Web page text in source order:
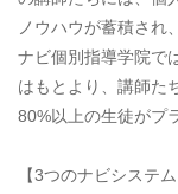
ノウハウが蓄積され
ナビ個別指導学院で
はもとより、講師た
80%以上の生徒がプ
【3つのナビシステム